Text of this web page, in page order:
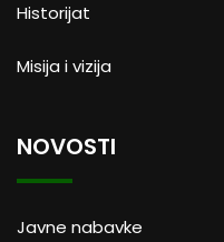
Historijat
Misija i vizija
NOVOSTI
Javne nabavke